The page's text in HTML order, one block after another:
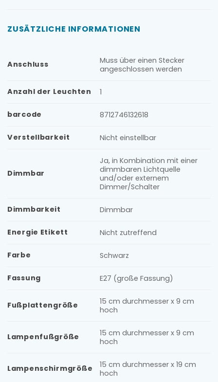
ZUSÄTZLICHE INFORMATIONEN
Anschluss
Muss über einen Stecker
angeschlossen werden
Anzahl der Leuchten 1
barcode 8712746132618
Verstellbarkeit Nicht einstellbar
Dimmbar
Ja, in Kombination mit einer
dimmbaren Lichtquelle
und/oder externem
Dimmer/Schalter
Dimmbarkeit Dimmbar
Energie Etikett Nicht zutreffend
Farbe Schwarz
Fassung E27 (große Fassung)
Fußplattengröße
15 cm durchmesser x 9 cm
hoch
Lampenfußgröße
15 cm durchmesser x 9 cm
hoch
Lampenschirmgröße
15 cm durchmesser x 19 cm
hoch